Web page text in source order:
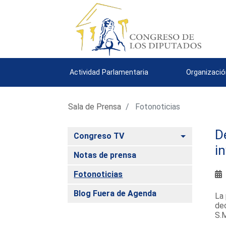
Actividad Parlamentaria
Sala de Prensa Fotonoticias
Congreso TV Alternar
Notas de prensa
Fotonoticias
Blog Fuera de Agenda